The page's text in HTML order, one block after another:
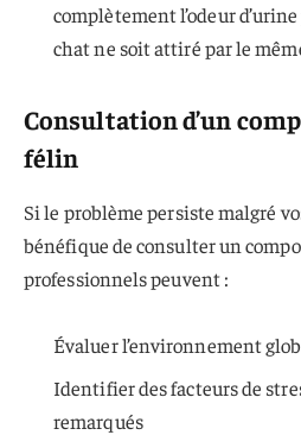
complètement l’odeur
chat ne soit attiré par le
Consultation d’un
félin
Si le problème persiste malgré
bénéfique de consulter un
professionnels peuvent :
Évaluer l’environnement
Identifier des facteurs de
remarqués